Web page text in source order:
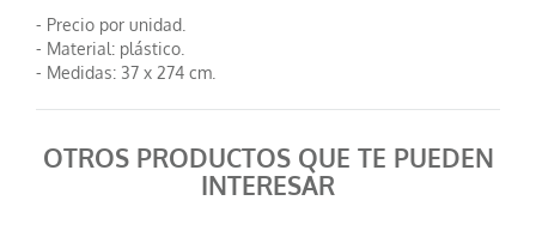
- Precio por unidad.
- Material: plástico.
- Medidas: 37 x 274 cm.
OTROS PRODUCTOS QUE TE PUEDEN
INTERESAR